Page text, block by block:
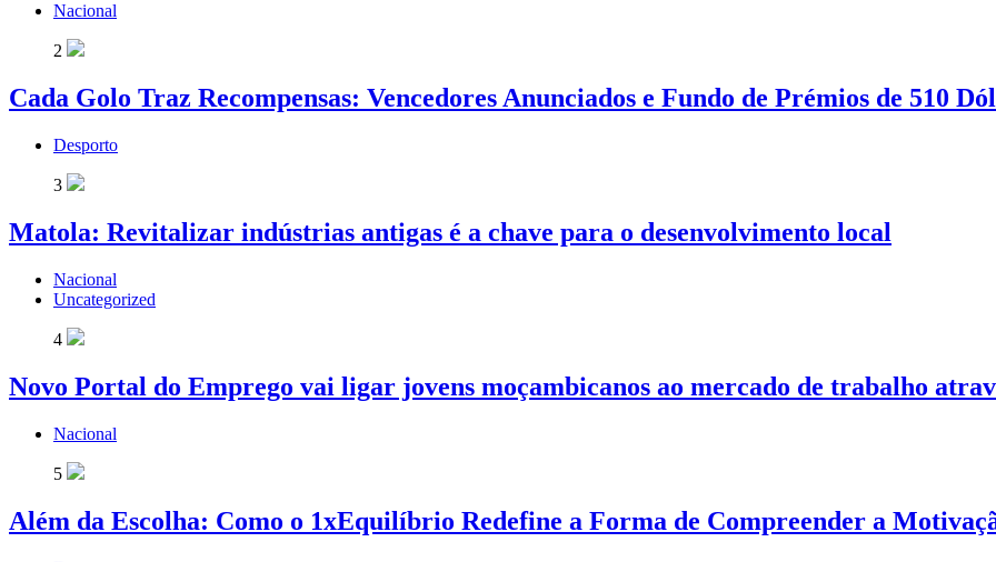
Nacional
2
Cada Golo Traz Recompensas: Vencedores Anunciados e Fundo de Prémios de 510
Desporto
3
Matola: Revitalizar indústrias antigas é a chave para o desenvolvimento local
Nacional
Uncategorized
4
Novo Portal do Emprego vai ligar jovens moçambicanos ao mercado de trabalho
Nacional
5
Além da Escolha: Como o 1xEquilíbrio Redefine a Forma de Compreender a